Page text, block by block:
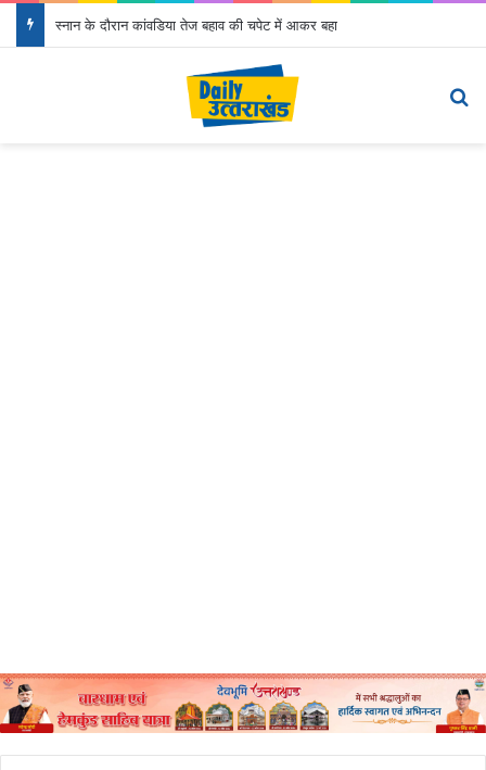
स्नान के दौरान कांवडिया तेज बहाव की चपेट में आकर बहा